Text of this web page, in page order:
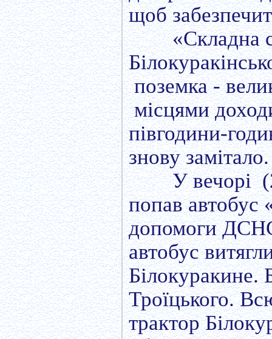
щоб
«Складна
поземка -
місцями
півгодини-
знову замітало.
У вечорі
попав автобус
допомоги ДСНС,
автобус
Білокуракине.
Троїцького.
трактор